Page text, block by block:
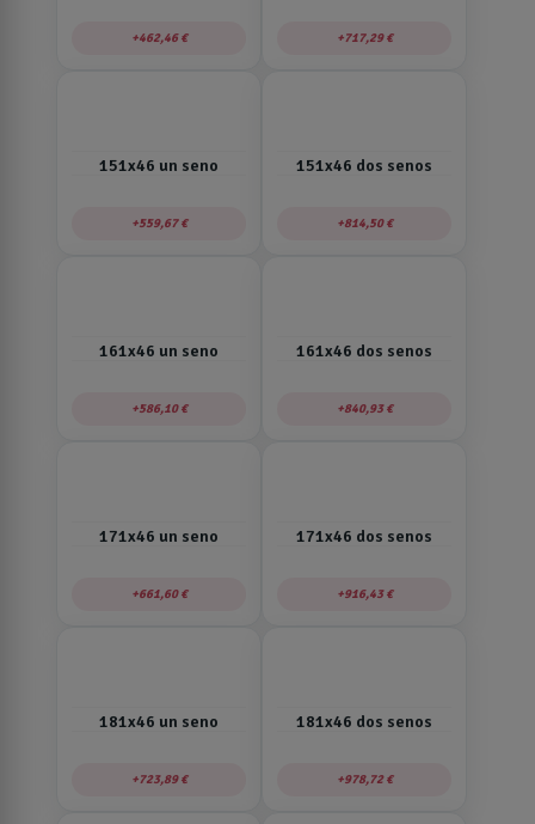
462,46 € 717,29 €
151x46 un seno
559,67 €
151x46 dos senos
814,50 €
161x46 un seno
586,10 €
161x46 dos senos
840,93 €
171x46 un seno
661,60 €
171x46 dos senos
916,43 €
181x46 un seno
723,89 €
181x46 dos senos
978,72 €